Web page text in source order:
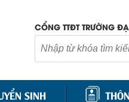
CỔNG TTĐT TRƯỜNG
SINH